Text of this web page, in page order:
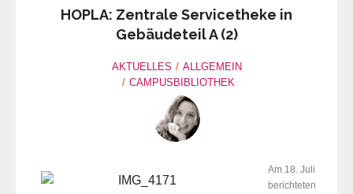
HOPLA: Zentrale Servicetheke in
Gebäudeteil A (2)
AKTUELLES
ALLGEMEIN
CAMPUSBIBLIOTHEK
Am 18. Juli
berichteten